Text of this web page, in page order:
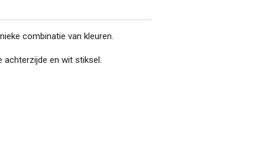
combinatie van kleuren.
achterzijde en wit stiksel.